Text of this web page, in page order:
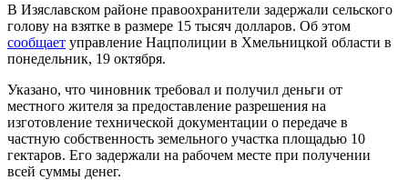
В Изяславском районе правоохранители задержали сельского
голову на взятке в размере 15 тысяч долларов. Об этом
сообщает управление Нацполиции в Хмельницкой области в
понедельник, 19 октября.
Указано, что чиновник требовал и получил деньги от
местного жителя за предоставление разрешения на
изготовление технической документации о передаче в
частную собственность земельного участка площадью 10
гектаров. Его задержали на рабочем месте при получении
всей суммы денег.